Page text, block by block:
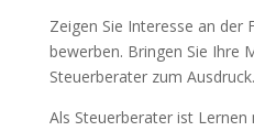
Zeigen Sie Interesse an der
bewerben. Bringen Sie Ihre
Steuerberater zum Ausdruck.
Als Steuerberater ist Lernen